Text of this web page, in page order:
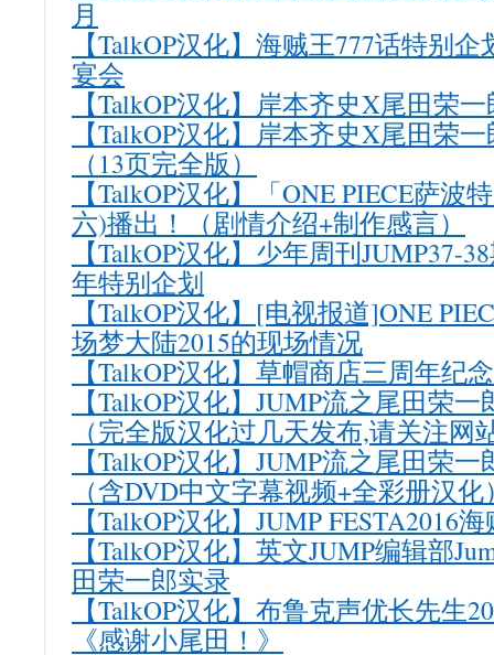
月
【TalkOP汉化】海贼王777话特别
宴会
【TalkOP汉化】岸本齐史X尾田荣
【TalkOP汉化】岸本齐史X尾田荣
（13页完全版）
【TalkOP汉化】「ONE PIECE萨波
六)播出！（剧情介绍+制作感言）
【TalkOP汉化】少年周刊JUMP37-
年特别企划
【TalkOP汉化】[电视报道]ONE
场梦大陆2015的现场情况
【TalkOP汉化】草帽商店三周年纪
【TalkOP汉化】JUMP流之尾田荣
（完全版汉化过几天发布,请关注网
【TalkOP汉化】JUMP流之尾田荣
（含DVD中文字幕视频+全彩册汉化
【TalkOP汉化】JUMP FESTA2016
【TalkOP汉化】英文JUMP编辑部
田荣一郎实录
【TalkOP汉化】布鲁克声优长先生
《感谢小尾田！》